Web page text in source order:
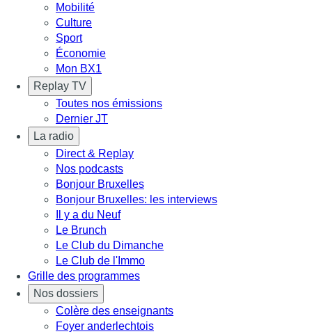
Mobilité
Culture
Sport
Économie
Mon BX1
Replay TV
Toutes nos émissions
Dernier JT
La radio
Direct & Replay
Nos podcasts
Bonjour Bruxelles
Bonjour Bruxelles: les interviews
Il y a du Neuf
Le Brunch
Le Club du Dimanche
Le Club de l'Immo
Grille des programmes
Nos dossiers
Colère des enseignants
Foyer anderlechtois